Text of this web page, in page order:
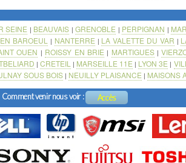
SEINE | BEAUVAIS |GRENOBLE | PERPIGNAN |
BAROEUL | NANTERRE| LA VALETTE DU VAR |
OUEN | ROISSY EN BRIE| MARTIGUES|
|CRETEIL | MARSEILLE 11E | LYON 3E |
SOUS BOIS | NEUILLY PLAISANCE | MAISONS
Comment venir nous voir : Accès